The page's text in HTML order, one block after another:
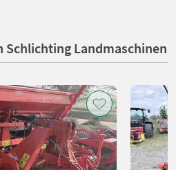
Schlichting Landmaschinen